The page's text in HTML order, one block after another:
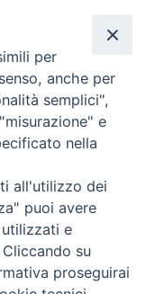
alle 12.30
per
anche per
semplici",
e
nella
all'utilizzo dei
puoi avere
e
su
proseguirai